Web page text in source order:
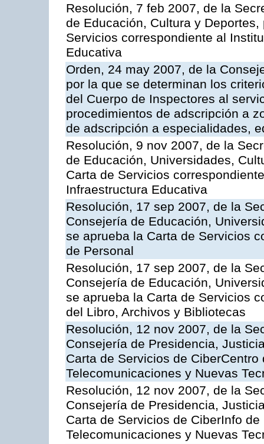
Resolución, 7 feb 2007, de la
de Educación, Cultura y
Servicios correspondiente al
Educativa
Orden, 24 may 2007, de la
por la que se determinan los
del Cuerpo de Inspectores al
procedimientos de adscripción a
de adscripción a especialidades,
Resolución, 9 nov 2007, de la
de Educación, Universidades,
Carta de Servicios
Infraestructura Educativa
Resolución, 17 sep 2007, de la
Consejería de Educación,
se aprueba la Carta de Servicios
de Personal
Resolución, 17 sep 2007, de la
Consejería de Educación,
se aprueba la Carta de Servicios
del Libro, Archivos y Bibliotecas
Resolución, 12 nov 2007, de la
Consejería de Presidencia,
Carta de Servicios de
Telecomunicaciones y Nuevas
Resolución, 12 nov 2007, de la
Consejería de Presidencia,
Carta de Servicios de CiberInfo
Telecomunicaciones y Nuevas